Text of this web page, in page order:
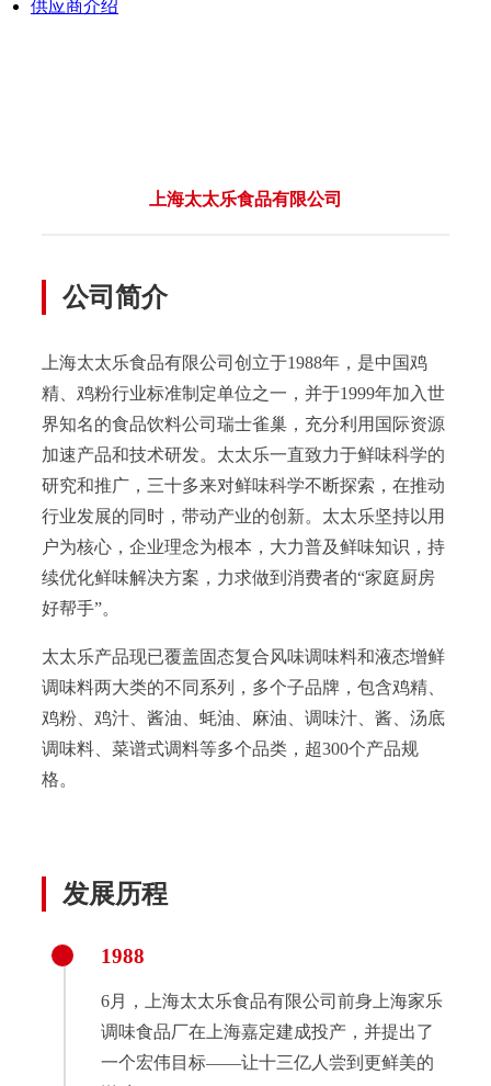
供应商介绍
上海太太乐食品有限公司
公司简介
上海太太乐食品有限公司创立于1988年，是中国鸡
精、鸡粉行业标准制定单位之一，并于1999年加入世
界知名的食品饮料公司瑞士雀巢，充分利用国际资源
加速产品和技术研发。太太乐一直致力于鲜味科学的
研究和推广，三十多来对鲜味科学不断探索，在推动
行业发展的同时，带动产业的创新。太太乐坚持以用
户为核心，企业理念为根本，大力普及鲜味知识，持
续优化鲜味解决方案，力求做到消费者的“家庭厨房
好帮手”。
太太乐产品现已覆盖固态复合风味调味料和液态增鲜
调味料两大类的不同系列，多个子品牌，包含鸡精、
鸡粉、鸡汁、酱油、蚝油、麻油、调味汁、酱、汤底
调味料、菜谱式调料等多个品类，超300个产品规
格。
发展历程
1988
6月，上海太太乐食品有限公司前身上海家乐
调味食品厂在上海嘉定建成投产，并提出了
一个宏伟目标——让十三亿人尝到更鲜美的